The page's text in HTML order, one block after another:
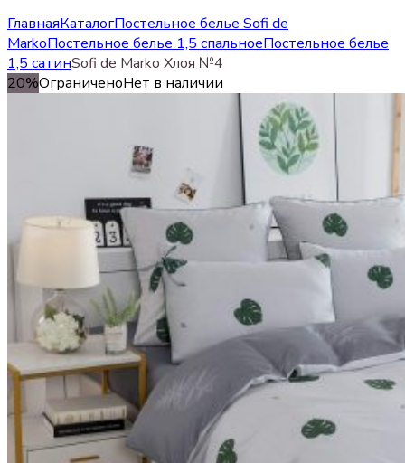
ГлавнаяКаталогПостельное белье Sofi de
MarkoПостельное белье 1,5 спальноеПостельное белье
1,5 сатинSofi de Marko Хлоя №4
20%ОграниченоНет в наличии